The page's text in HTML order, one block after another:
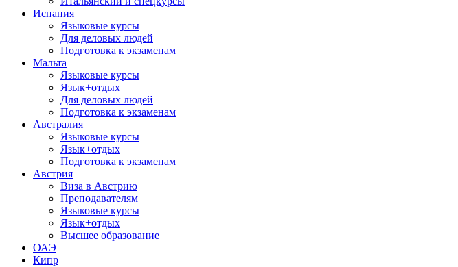
Испания
Языковые курсы
Для деловых людей
Подготовка к экзаменам
Мальта
Языковые курсы
Язык+отдых
Для деловых людей
Подготовка к экзаменам
Австралия
Языковые курсы
Язык+отдых
Подготовка к экзаменам
Австрия
Виза в Австрию
Преподавателям
Языковые курсы
Язык+отдых
Высшее образование
ОАЭ
Кипр